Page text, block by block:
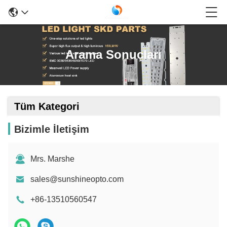
Arama Sonuçları
Tüm Kategori
Bizimle İletişim
Mrs. Marshe
sales@sunshineopto.com
+86-13510560547